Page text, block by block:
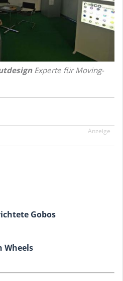
Experte für Moving-
Anzeige
Gobos
Wheels